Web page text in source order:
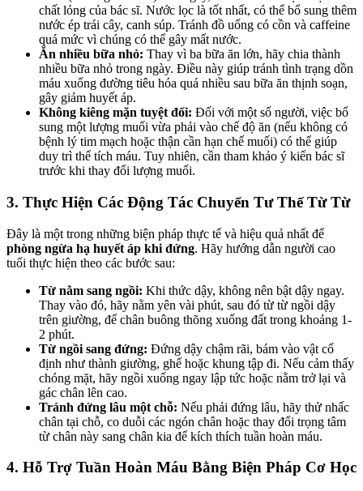
chất lỏng của bác sĩ. Nước lọc là tốt nhất, có thể bổ sung thêm
nước ép trái cây, canh súp. Tránh đồ uống có cồn và caffeine
quá mức vì chúng có thể gây mất nước.
Ăn nhiều bữa nhỏ: Thay vì ba bữa ăn lớn, hãy chia thành
nhiều bữa nhỏ trong ngày. Điều này giúp tránh tình trạng dồn
máu xuống đường tiêu hóa quá nhiều sau bữa ăn thịnh soạn,
gây giảm huyết áp.
Không kiêng mặn tuyệt đối: Đối với một số người, việc bổ
sung một lượng muối vừa phải vào chế độ ăn (nếu không có
bệnh lý tim mạch hoặc thận cần hạn chế muối) có thể giúp
duy trì thể tích máu. Tuy nhiên, cần tham khảo ý kiến bác sĩ
trước khi thay đổi lượng muối.
3. Thực Hiện Các Động Tác Chuyển Tư Thế Từ Từ
Đây là một trong những biện pháp thực tế và hiệu quả nhất để
phòng ngừa hạ huyết áp khi đứng. Hãy hướng dẫn người cao
tuổi thực hiện theo các bước sau:
Từ nằm sang ngồi: Khi thức dậy, không nên bật dậy ngay.
Thay vào đó, hãy nằm yên vài phút, sau đó từ từ ngồi dậy
trên giường, để chân buông thõng xuống đất trong khoảng 1-
2 phút.
Từ ngồi sang đứng: Đứng dậy chậm rãi, bám vào vật cố
định như thành giường, ghế hoặc khung tập đi. Nếu cảm thấy
chóng mặt, hãy ngồi xuống ngay lập tức hoặc nằm trở lại và
gác chân lên cao.
Tránh đứng lâu một chỗ: Nếu phải đứng lâu, hãy thử nhấc
chân tại chỗ, co duỗi các ngón chân hoặc thay đổi trọng tâm
từ chân này sang chân kia để kích thích tuần hoàn máu.
4. Hỗ Trợ Tuần Hoàn Máu Bằng Biện Pháp Cơ Học